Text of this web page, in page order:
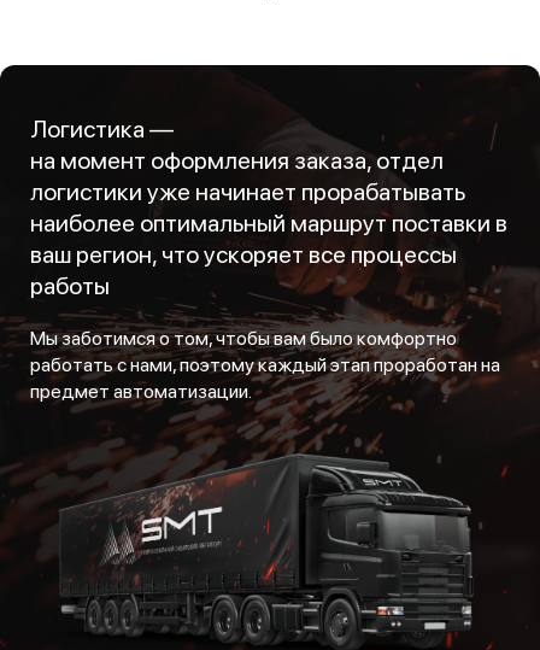
Логистика —
на момент оформления заказа, отдел
логистики уже начинает прорабатывать
наиболее оптимальный маршрут поставки в
ваш регион, что ускоряет все процессы
работы
Мы заботимся о том, чтобы вам было комфортно
работать с нами, поэтому каждый этап проработан на
предмет автоматизации.